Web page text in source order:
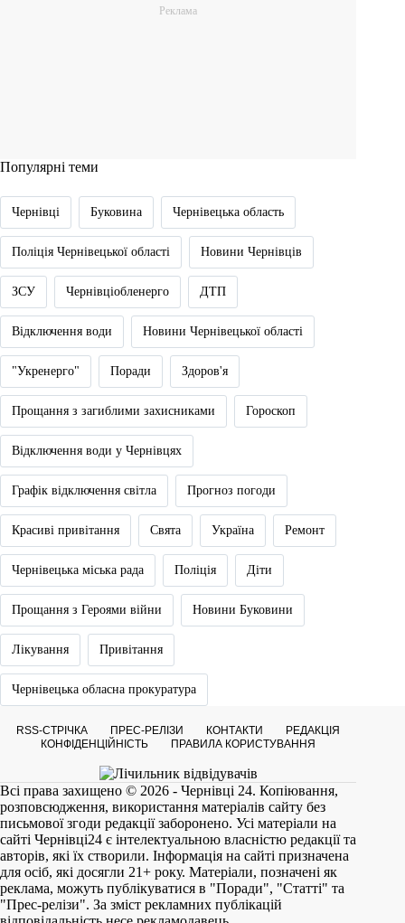
Популярні теми
Чернівці Буковина Чернівецька область
Поліція Чернівецької області Новини Чернівців
ЗСУ Чернівціобленерго ДТП
Відключення води Новини Чернівецької області
"Укренерго" Поради Здоров'я
Прощання з загиблими захисниками Гороскоп
Відключення води у Чернівцях
Графік відключення світла Прогноз погоди
Красиві привітання Свята Україна Ремонт
Чернівецька міська рада Поліція Діти
Прощання з Героями війни Новини Буковини
Лікування Привітання
Чернівецька обласна прокуратура
RSS-СТРІЧКА ПРЕС-РЕЛІЗИ КОНТАКТИ
РЕДАКЦІЯ
КОНФІДЕНЦІЙНІСТЬ
ПРАВИЛА КОРИСТУВАННЯ
Всі права захищено © 2026 - Чернівці 24. Копіювання,
розповсюдження, використання матеріалів сайту без
письмової згоди редакції заборонено. Усі матеріали на
сайті Чернівці24 є інтелектуальною власністю редакції та
авторів, які їх створили. Інформація на сайті призначена
для осіб, які досягли 21+ року. Матеріали, позначені як
реклама, можуть публікуватися в "Поради", "Статті" та
"Прес-релізи". За зміст рекламних публікацій